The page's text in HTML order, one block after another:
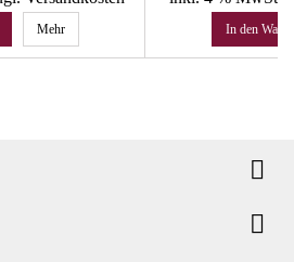
Mehr In den

